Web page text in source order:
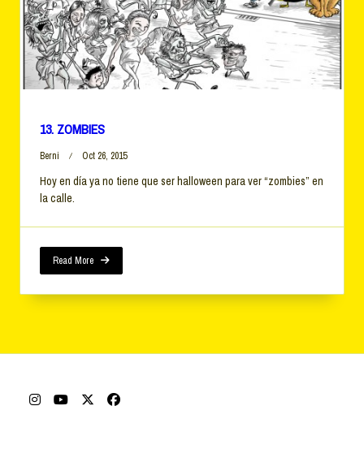
13. ZOMBIES
Berni Oct 26, 2015
Hoy en día ya no tiene que ser halloween para ver “zombies” en
la calle.
Read More